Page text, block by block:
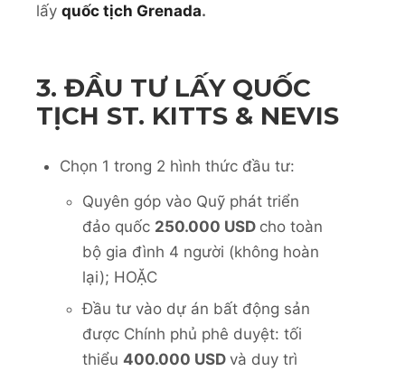
lấy quốc tịch Grenada.
3. ĐẦU TƯ LẤY QUỐC
TỊCH ST. KITTS & NEVIS
Chọn 1 trong 2 hình thức đầu tư:
Quyên góp vào Quỹ phát triển
đảo quốc 250.000 USD cho toàn
bộ gia đình 4 người (không hoàn
lại); HOẶC
Đầu tư vào dự án bất động sản
được Chính phủ phê duyệt: tối
thiểu 400.000 USD và duy trì